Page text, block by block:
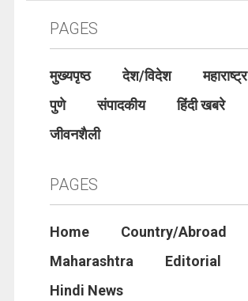
PAGES
मुख्यपृष्ठ देश/विदेश
महाराष्ट्र
पुणे
संपादकीय
हिंदी खबरे
जीवनशैली
PAGES
Home
Country/Abroad
Maharashtra
Editorial
Hindi News